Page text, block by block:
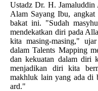
​Ustadz Dr. H. Jamaluddin
Alam Sayang Ibu,
bakat ini. "Sudah
mendekatkan diri pada
kita masing-masing,"
dalam Talents Mapping
dan kekuatan dalam diri
menjadikan diri kita
makhluk lain yang ada di
ard."